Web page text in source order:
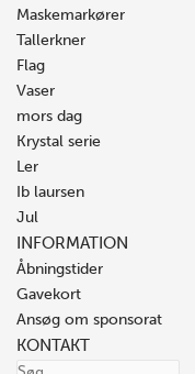
Maskemarkører
Tallerkner
Flag
Vaser
mors dag
Krystal serie
Ler
Ib laursen
Jul
INFORMATION
Åbningstider
Gavekort
Ansøg om sponsorat
KONTAKT